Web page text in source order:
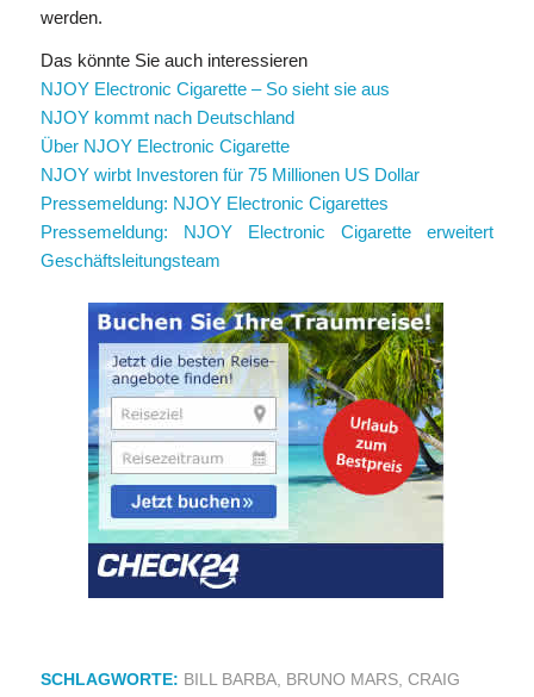
werden.
Das könnte Sie auch interessieren
NJOY Electronic Cigarette – So sieht sie aus
NJOY kommt nach Deutschland
Über NJOY Electronic Cigarette
NJOY wirbt Investoren für 75 Millionen US Dollar
Pressemeldung: NJOY Electronic Cigarettes
Pressemeldung: NJOY Electronic Cigarette erweitert
Geschäftsleitungsteam
SCHLAGWORTE: BILL BARBA, BRUNO MARS, CRAIG